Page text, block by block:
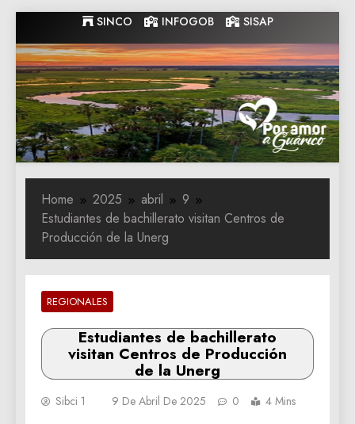
to
content
SINCO INFOGOB SISAP
Gobernacion
de Guarico
Gobernacion de Guarico
Home 2025 abril
9
Estudiantes de bachillerato visitan Centros de
Producción de la Unerg
REGIONALES
Estudiantes de bachillerato
visitan Centros de Producción
de la Unerg
Sibci 1 9 De Abril De 2025 0 4 Mins